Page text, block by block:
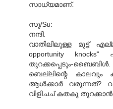
സാധ്യമാണ്.
സു/Su:
നന്ദി.
വാതിലിലുള്ള മുട്ട്
opportunity knocks"
തുറക്കപ്പെടും-ബൈബിള്‍.
ബെല്ലിന്റെ കാലവും
ആള്‍ക്കാര്‍ വരുന്നത്?
വിളിചച് കതകു